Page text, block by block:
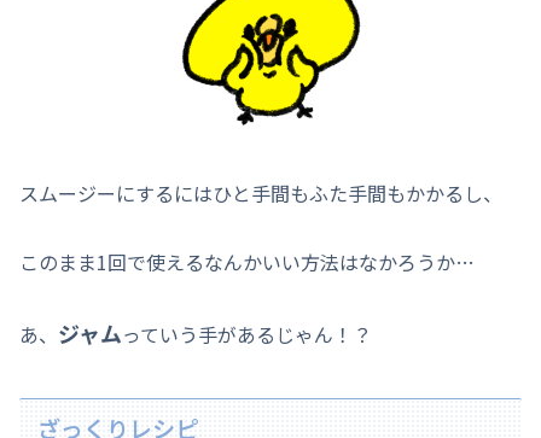
スムージーにするにはひと手間もふた手間もかかるし、
このまま1回で使えるなんかいい方法はなかろうか…
あ、 ジャムっていう手があるじゃん！？
ざっくりレシピ